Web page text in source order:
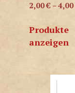
2,00€ – 4,00
Produkte
anzeigen